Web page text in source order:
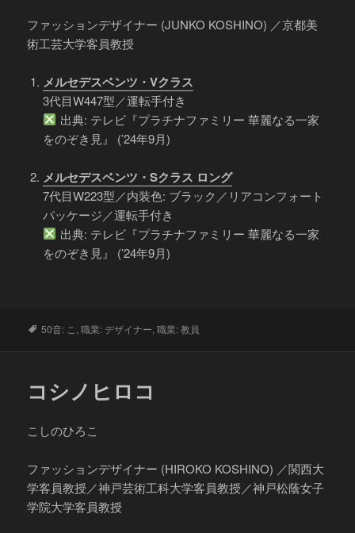
ファッションデザイナー (JUNKO KOSHINO) ／京都美
術工芸大学客員教授
メルセデスベンツ・Vクラス
3代目W447型／運転手付き
出典: テレビ『プラチナファミリー 華麗なる一家
をのぞき見』 (’24年9月)
メルセデスベンツ・Sクラス ロング
7代目W223型／内装色: ブラック／リアコンフォート
パッケージ／運転手付き
出典: テレビ『プラチナファミリー 華麗なる一家
をのぞき見』 (’24年9月)
タ
50音: こ ,職業: デザイナー,職業: 教員
コシノヒロコ
こしのひろこ
ファッションデザイナー (HIROKO KOSHINO) ／関西大
学客員教授／神戸芸術工科大学客員教授／神戸松蔭女子
学院大学客員教授